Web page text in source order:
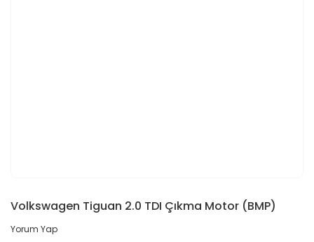
Volkswagen Tiguan 2.0 TDI Çıkma Motor (BMP)
Yorum Yap